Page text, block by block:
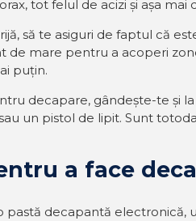
tot felul de acizi și așa mai
să te asiguri de faptul că
de mare pentru a acoperi
puțin.
decapare, gândește-te și
un pistol de lipit. Sunt
a face
pastă decapantă